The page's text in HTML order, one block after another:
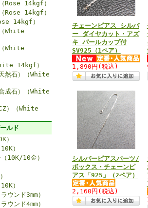
Rose 14kgf）
Rose 14kgf）
14kgf）
White
White
14kgf）
然石）（White
成石）（White
）（White
ルド
）
）
10K/10金）
）
ウンド3mm）
ウンド4mm）
チェーンピアス シルバ
ー ダイヤカット・アズ
キ パールカップ付
SV925（1ペア）
1,890円 (税込)
シルバーピアスパーツ/
ボックス・チェーンピ
アス「925」（2ペア）
2,160円 (税込)